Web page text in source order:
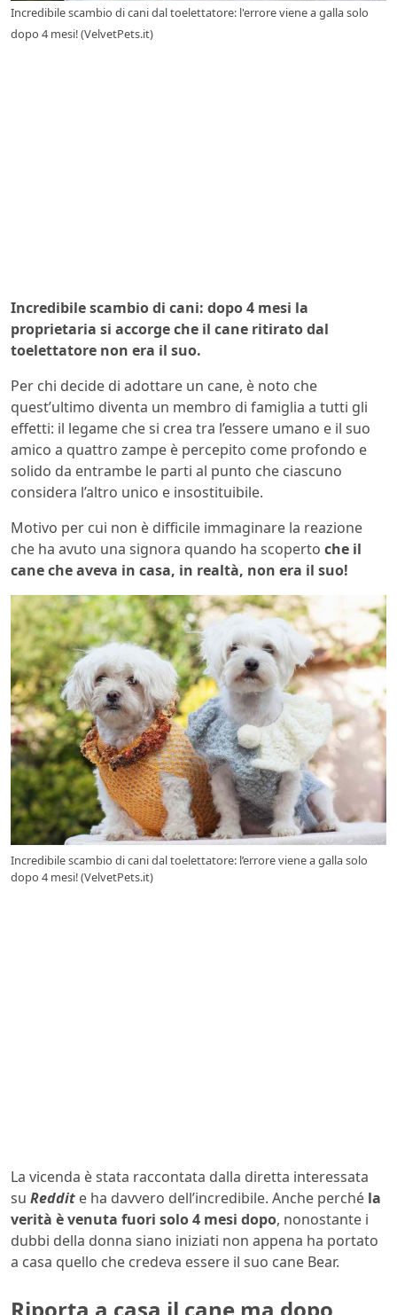
Incredibile scambio di cani dal toelettatore: l'errore viene a galla solo
dopo 4 mesi! (VelvetPets.it)
Incredibile scambio di cani: dopo 4 mesi la
proprietaria si accorge che il cane ritirato dal
toelettatore non era il suo.
Per chi decide di adottare un cane, è noto che
quest’ultimo diventa un membro di famiglia a tutti gli
effetti: il legame che si crea tra l’essere umano e il suo
amico a quattro zampe è percepito come profondo e
solido da entrambe le parti al punto che ciascuno
considera l’altro unico e insostituibile.
Motivo per cui non è difficile immaginare la reazione
che ha avuto una signora quando ha scoperto che il
cane che aveva in casa, in realtà, non era il suo!
Incredibile scambio di cani dal toelettatore: l’errore viene a galla solo
dopo 4 mesi! (VelvetPets.it)
La vicenda è stata raccontata dalla diretta interessata
su Reddit e ha davvero dell’incredibile. Anche perché la
verità è venuta fuori solo 4 mesi dopo, nonostante i
dubbi della donna siano iniziati non appena ha portato
a casa quello che credeva essere il suo cane Bear.